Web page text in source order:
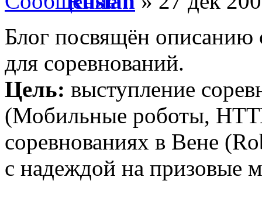
Блог посвящён описанию
для соревнований.
Цель: выступление
(Мобильные роботы,
соревнованиях в Вене
с надеждой на призовые